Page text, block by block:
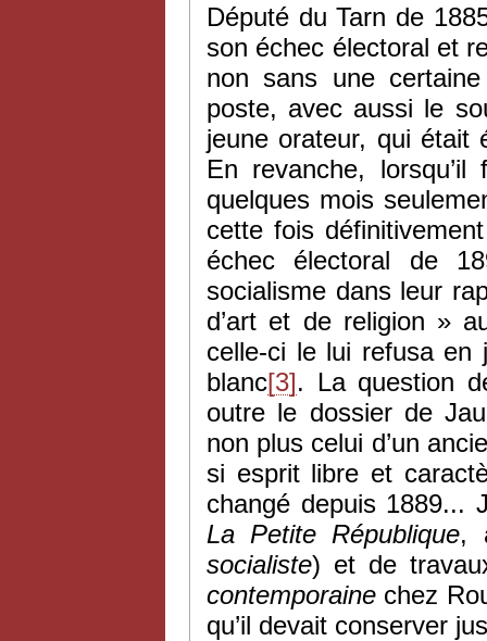
Député du Tarn de
son échec électoral et
non sans une
poste, avec aussi le
jeune orateur, qui était
En revanche,
quelques mois
cette fois
échec électoral de
socialisme dans leur
d’art et de religion »
celle-ci le lui refusa en
blanc[3]. La question
outre le dossier de
non plus celui d’un
si esprit libre et
changé depuis 1889...
La Petite République,
socialiste) et de
contemporaine chez
qu’il devait conserver